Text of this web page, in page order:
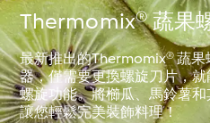
Thermomix® 蔬果
最新推出的Thermomix® 蔬
器，僅需要更換螺旋刀片，
螺旋功能。將櫛瓜、馬鈴薯
讓您輕鬆完美裝飾料理！